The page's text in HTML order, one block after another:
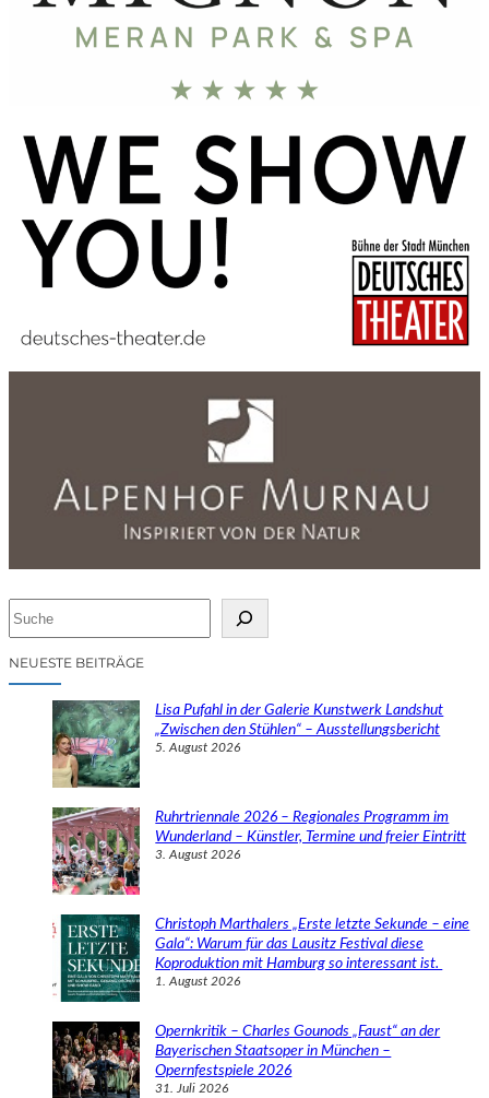
cNEUESTE BEITRÄGE
Lisa Pufahl in der Galerie Kunstwerk Landshut
„Zwischen den Stühlen“ – Ausstellungsbericht
5. August 2026
Ruhrtriennale 2026 – Regionales Programm im
Wunderland – Künstler, Termine und freier Eintritt
3. August 2026
Christoph Marthalers „Erste letzte Sekunde – eine
Gala“: Warum für das Lausitz Festival diese
Koproduktion mit Hamburg so interessant ist.
1. August 2026
Opernkritik – Charles Gounods „Faust“ an der
Bayerischen Staatsoper in München –
Opernfestspiele 2026
31. Juli 2026